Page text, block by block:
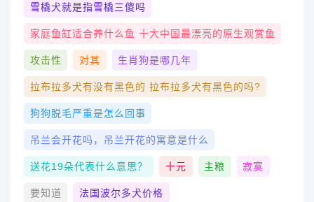
雪橇犬就是指雪橇三傻吗
家庭鱼缸适合养什么鱼 十大中国最漂亮的原生观赏鱼
攻击性 对其 生肖狗是哪几年
拉布拉多犬有没有黑色的 拉布拉多犬有黑色的吗?
狗狗脱毛严重是怎么回事
吊兰会开花吗，吊兰开花的寓意是什么
送花19朵代表什么意思？ 十元 主粮 寂寞
要知道 法国波尔多犬价格